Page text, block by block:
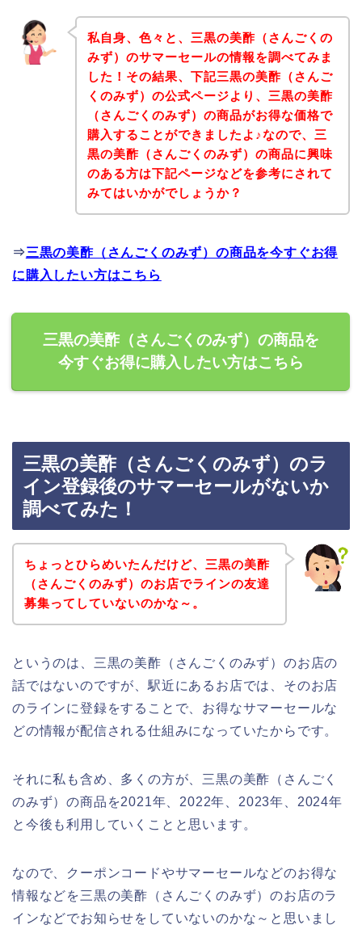
私自身、色々と、三黒の美酢（さんごくの
みず）のサマーセールの情報を調べてみま
した！その結果、下記三黒の美酢（さんご
くのみず）の公式ページより、三黒の美酢
（さんごくのみず）の商品がお得な価格で
購入することができましたよ♪なので、三
黒の美酢（さんごくのみず）の商品に興味
のある方は下記ページなどを参考にされて
みてはいかがでしょうか？
⇒三黒の美酢（さんごくのみず）の商品を今すぐお得
に購入したい方はこちら
三黒の美酢（さんごくのみず）の商品を
今すぐお得に購入したい方はこちら
三黒の美酢（さんごくのみず）のラ
イン登録後のサマーセールがないか
調べてみた！
ちょっとひらめいたんだけど、三黒の美酢
（さんごくのみず）のお店でラインの友達
募集ってしていないのかな～。
というのは、三黒の美酢（さんごくのみず）のお店の
話ではないのですが、駅近にあるお店では、そのお店
のラインに登録をすることで、お得なサマーセールな
どの情報が配信される仕組みになっていたからです。
それに私も含め、多くの方が、三黒の美酢（さんごく
のみず）の商品を2021年、2022年、2023年、2024年
と今後も利用していくことと思います。
なので、クーポンコードやサマーセールなどのお得な
情報などを三黒の美酢（さんごくのみず）のお店のラ
インなどでお知らせをしていないのかな～と思いまし